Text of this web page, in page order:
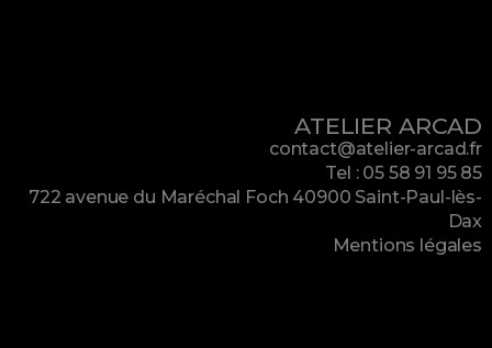
ATELIER ARCAD
contact@atelier-arcad.fr
Tel : 05 58 91 95 85
722 avenue du Maréchal Foch 40900 Saint-Paul-lès-
Dax
Mentions légales